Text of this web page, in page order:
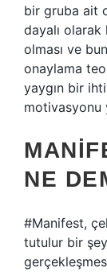
bir gruba ait
dayalı
olması ve
onaylama
yaygın bir
motivasyonu
NE
#Manifest,
tutulur bir